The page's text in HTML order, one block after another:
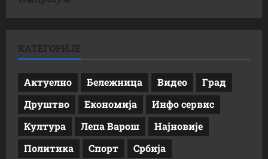
КАТЕГОРИЈЕ
Актуелно Бележница Видео
Град
Друштво
Економија
Инфо сервис
Култура
Лепа Варош
Најновије
Политика
Спорт Србија